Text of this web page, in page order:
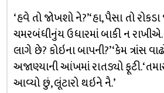
‘હવે તો જોખશો ને?’ ‘હા, પૈસા તો
ચમરબંધીનુંય ઉધારમાં બાકી ન
લાગે છે? કોઇના બાપની?’‘કેમ ત્રાંસ
અજાણ્યાની આંખમાં રાતડ્યો ફૂટી.
આવ્યો છું, લૂંટારો થઇને નૈ.’